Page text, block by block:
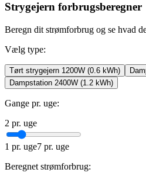
Strygejern forbrugsberegner
Beregn dit strømforbrug og se hvad
Vælg type:
Tørt strygejern 1200W (0.6 kWh)
Dampstation 2400W (1.2 kWh)
Gange pr. uge:
2 pr. uge
1 pr. uge7 pr. uge
Beregnet strømforbrug: